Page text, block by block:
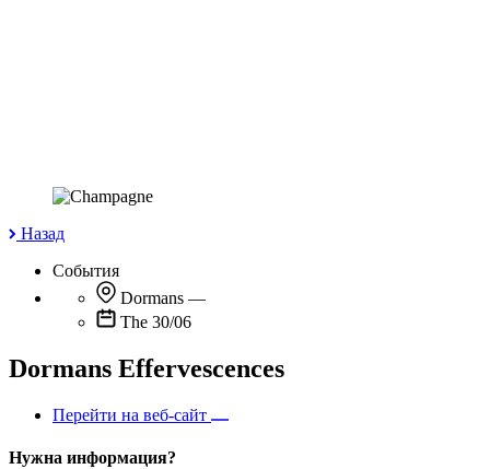
Назад
События
Dormans —
The 30/06
Dormans Effervescences
Перейти на веб-сайт
Нужна информация?